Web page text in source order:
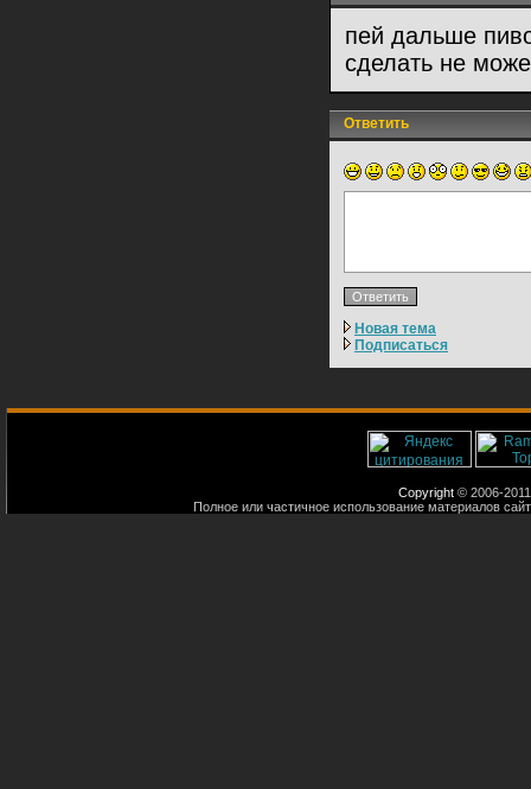
пей дальше
сделать не
Ответить
Новая тема
Подписаться
Copyright © 2006-
Полное или частичное использование материалов